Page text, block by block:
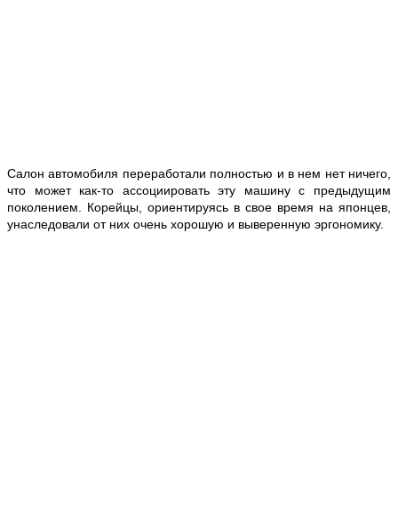
Салон автомобиля переработали полностью и в нем нет ничего,
что может как-то ассоциировать эту машину с предыдущим
поколением. Корейцы, ориентируясь в свое время на японцев,
унаследовали от них очень хорошую и выверенную эргономику.